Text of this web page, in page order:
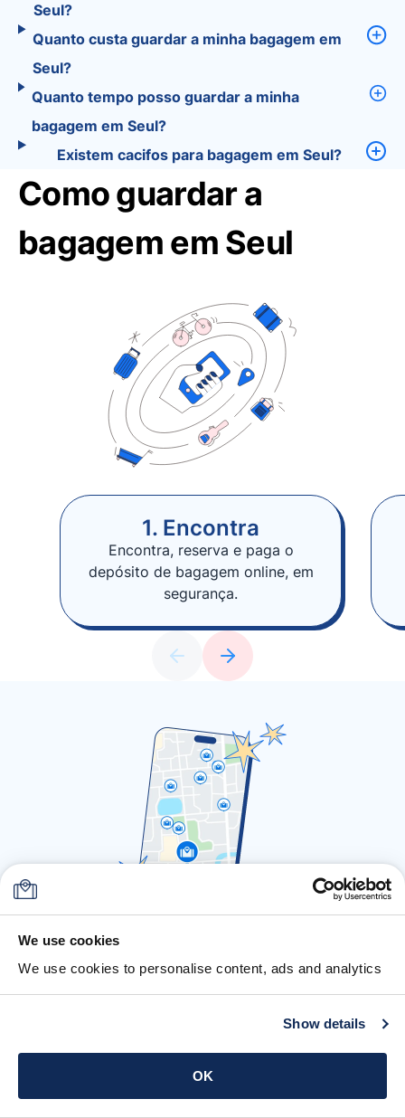
We use cookies
We use cookies to personalise content, ads and analytics
Show details
OK
Seul?
Quanto custa guardar a minha bagagem em
Seul?
Quanto tempo posso guardar a minha
bagagem em Seul?
Existem cacifos para bagagem em Seul?
Como guardar a
bagagem em Seul
1. Encontra
Encontra, reserva e paga o
depósito de bagagem online, em
segurança.
Descarrega a app e
guarda já as tuas
malas